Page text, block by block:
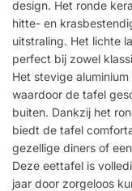
design. Het ronde
hitte- en
uitstraling. Het lichte
perfect bij zowel
Het stevige
waardoor de tafel
buiten. Dankzij het
biedt de tafel
gezellige diners of
Deze eettafel is
jaar door zorgeloos